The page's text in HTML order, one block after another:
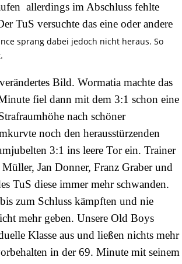
 allerdings im Abschluss fehlte
TuS versuchte das eine oder andere
sprang dabei jedoch nicht heraus. So
Bild. Wormatia machte das
fiel dann mit dem 3:1 schon eine
nach schöner
noch den herausstürzenden
3:1 ins leere Tor ein. Trainer
Jan Donner, Franz Graber und
TuS diese immer mehr schwanden.
zum Schluss kämpften und nie
mehr geben. Unsere Old Boys
Klasse aus und ließen nichts mehr
in der 69. Minute mit seinem